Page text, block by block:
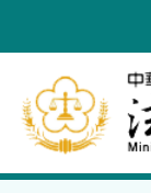
到
要
內
容